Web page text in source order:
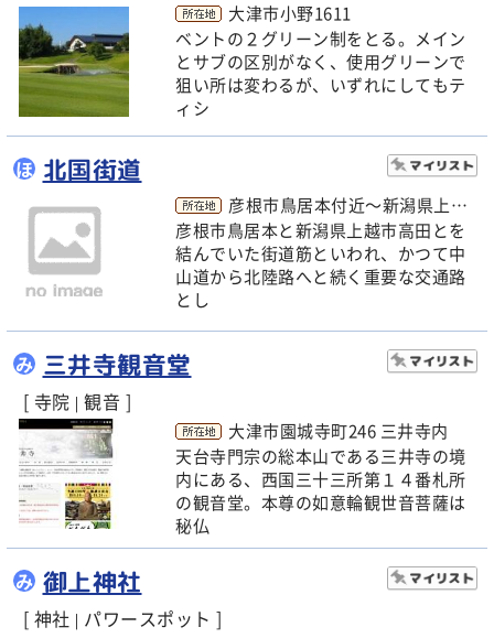
大津市小野1611
ベントの２グリーン制をとる。メイン
とサブの区別がなく、使用グリーンで
狙い所は変わるが、いずれにしてもテ
ィシ
ほ 北国街道
彦根市鳥居本付近～新潟県上越市高田付近
彦根市鳥居本と新潟県上越市高田とを
結んでいた街道筋といわれ、かつて中
山道から北陸路へと続く重要な交通路
とし
み 三井寺観音堂
[ 寺院 観音 ]
大津市園城寺町246 三井寺内
天台寺門宗の総本山である三井寺の境
内にある、西国三十三所第１４番札所
の観音堂。本尊の如意輪観世音菩薩は
秘仏
み 御上神社
[ 神社 パワースポット ]